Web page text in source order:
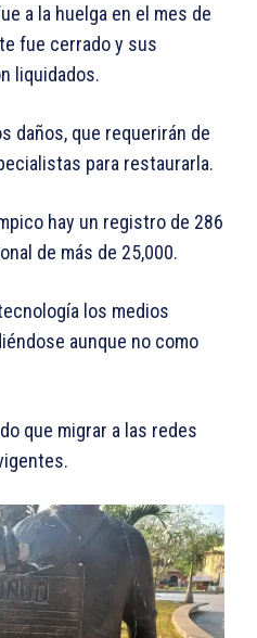
a la huelga en el mes de
fue cerrado y sus
liquidados.
daños, que requerirán de
para restaurarla.
hay un registro de 286
de más de 25,000.
los medios
aunque no como
que migrar a las redes